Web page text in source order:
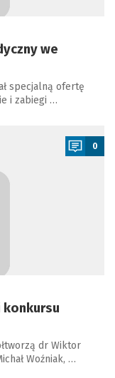
we
specjalną ofertę
i zabiegi …
0
konkursu
dr Wiktor
Woźniak, …